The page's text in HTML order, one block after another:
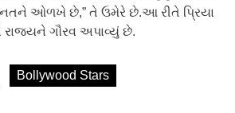
ઓળખે છે,” તે ઉમેરે છે.આ રીતે પ્રિયા
ગૌરવ અપાવ્યું છે.
Bollywood Stars